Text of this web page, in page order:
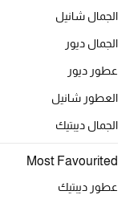
جديد لدينا
الجمال شانيل
الجمال ديور
عطور ديور
العطور شانيل
الجمال ديبتيك
Most Favourited
عطور ديبتيك